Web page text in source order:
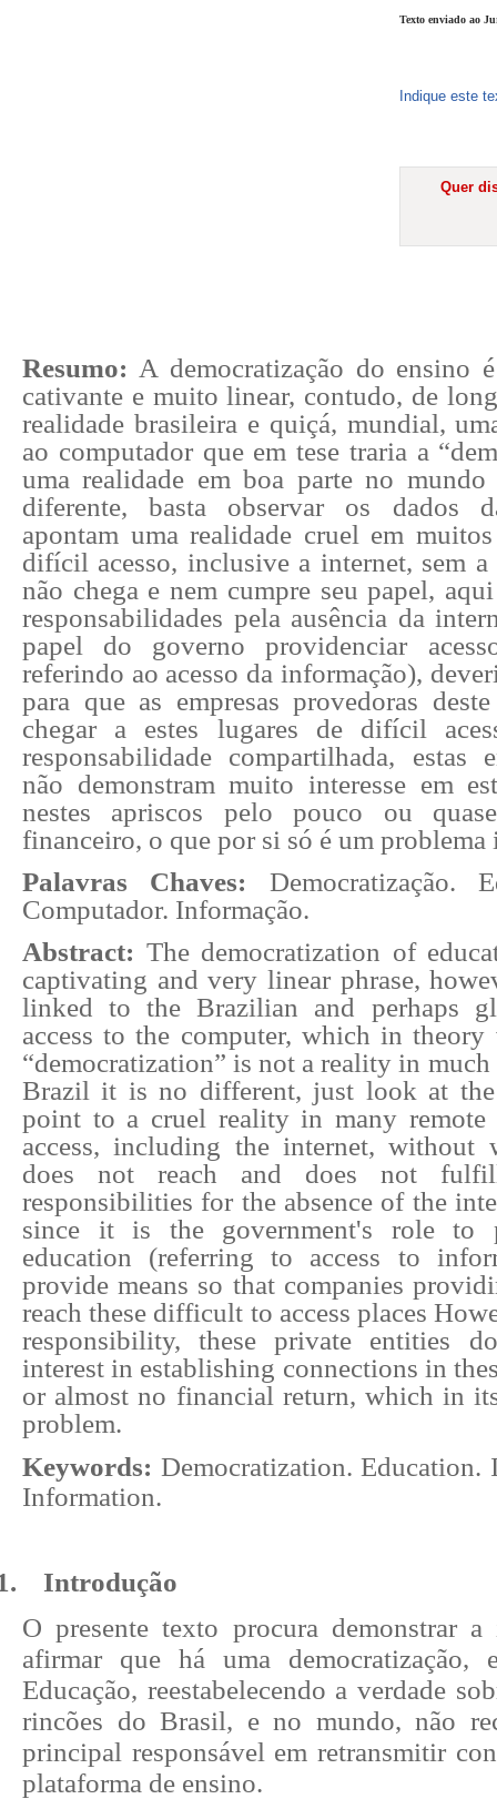
Texto enviado ao
Indique este
Quer
Resumo: A democratização do ensino
cativante e muito linear, contudo, de
realidade brasileira e quiçá, mundial,
ao computador que em tese traria a
uma realidade em boa parte no
diferente, basta observar os dados
apontam uma realidade cruel em
difícil acesso, inclusive a internet, sem
não chega e nem cumpre seu papel,
responsabilidades pela ausência da
papel do governo providenciar
referindo ao acesso da informação),
para que as empresas provedoras
chegar a estes lugares de difícil
responsabilidade compartilhada, estas
não demonstram muito interesse em
nestes apriscos pelo pouco ou
financeiro, o que por si só é um
Palavras Chaves: Democratização.
Computador. Informação.
Abstract: The democratization of
captivating and very linear phrase,
linked to the Brazilian and perhaps
access to the computer, which in
“democratization” is not a reality in
Brazil it is no different, just look at the
point to a cruel reality in many
access, including the internet, without
does not reach and does not
responsibilities for the absence of the
since it is the government's role to
education (referring to access to
provide means so that companies
reach these difficult to access places
responsibility, these private entities
interest in establishing connections in
or almost no financial return, which in
problem.
Keywords: Democratization. Education.
Information.
Introdução
O presente texto procura demonstrar
afirmar que há uma democratização,
Educação, reestabelecendo a verdade
rincões do Brasil, e no mundo, não
principal responsável em retransmitir
plataforma de ensino.